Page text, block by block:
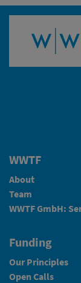
WWTF
About
Team
WWTF GmbH:
Funding
Our Principles
Open Calls